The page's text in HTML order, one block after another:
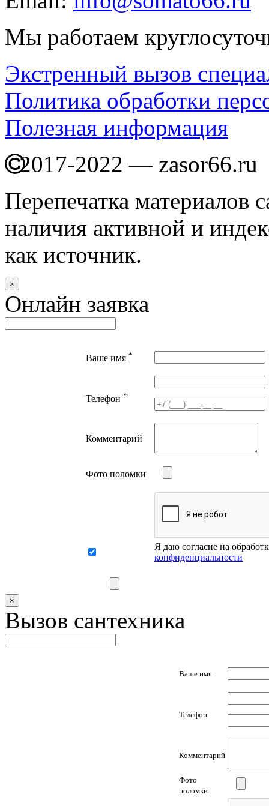
Мы работаем
Экстренный вызов
Политика обработки
Полезная информация
2017-2022 — zasor66.ru
Перепечатка материалов
наличия активной и
как источник.
×
Онлайн заявка
Ваше имя *
Телефон *
Комментарий
Фото поломки
Я даю согласие на
конфиденциальности
×
Вызов сантехника
Ваше имя
Телефон
Комментарий
Фото
поломки